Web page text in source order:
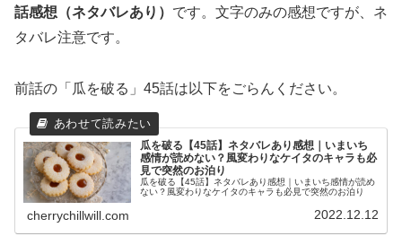
話感想（ネタバレあり） です。文字のみの感想ですが、ネ
タバレ注意です。
前話の「瓜を破る」45話は以下をごらんください。
瓜を破る【45話】ネタバレあり感想｜いまいち
感情が読めない？風変わりなケイタのキャラも必
見で突然のお泊り
瓜を破る【45話】ネタバレあり感想｜いまいち感情が読め
ない？風変わりなケイタのキャラも必見で突然のお泊り
cherrychillwill.com 2022.12.12